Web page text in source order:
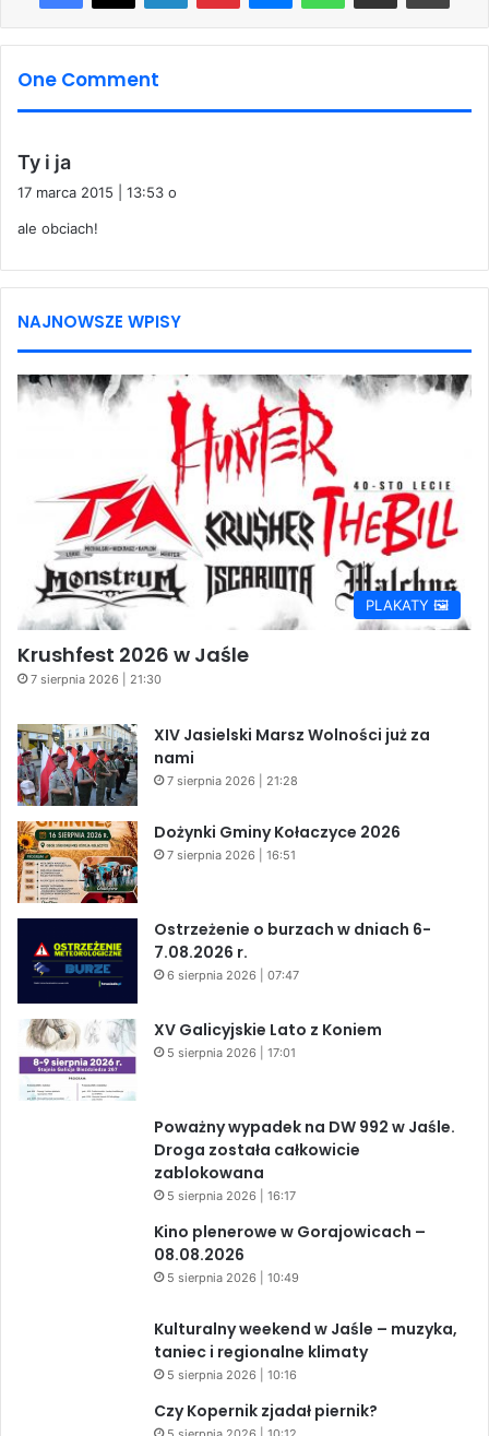
One Comment
Ty i ja
z
17 marca 2015 | 13:53 o
ale obciach!
NAJNOWSZE WPISY
PLAKATY 🖼️
Krushfest 2026 w Jaśle
7 sierpnia 2026 | 21:30
XIV Jasielski Marsz Wolności już za
nami
7 sierpnia 2026 | 21:28
Dożynki Gminy Kołaczyce 2026
7 sierpnia 2026 | 16:51
Ostrzeżenie o burzach w dniach 6-
7.08.2026 r.
6 sierpnia 2026 | 07:47
XV Galicyjskie Lato z Koniem
5 sierpnia 2026 | 17:01
Poważny wypadek na DW 992 w Jaśle.
Droga została całkowicie
zablokowana
5 sierpnia 2026 | 16:17
Kino plenerowe w Gorajowicach –
08.08.2026
5 sierpnia 2026 | 10:49
Kulturalny weekend w Jaśle – muzyka,
taniec i regionalne klimaty
5 sierpnia 2026 | 10:16
Czy Kopernik zjadał piernik?